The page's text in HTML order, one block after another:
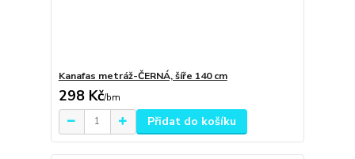
Kanafas metráž-ČERNÁ, šíře 140 cm
298 Kč/bm
Přidat do košíku